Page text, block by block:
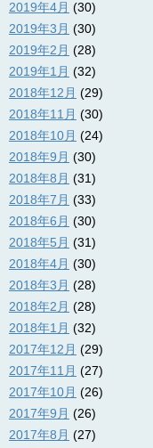
2019年4月 (30)
2019年3月 (30)
2019年2月 (28)
2019年1月 (32)
2018年12月 (29)
2018年11月 (30)
2018年10月 (24)
2018年9月 (30)
2018年8月 (31)
2018年7月 (33)
2018年6月 (30)
2018年5月 (31)
2018年4月 (30)
2018年3月 (28)
2018年2月 (28)
2018年1月 (32)
2017年12月 (29)
2017年11月 (27)
2017年10月 (26)
2017年9月 (26)
2017年8月 (27)